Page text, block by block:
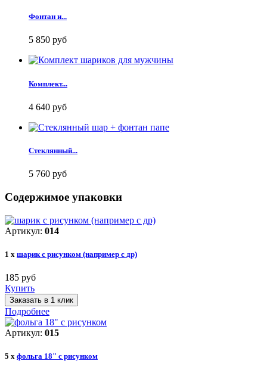
Фонтан и...
5 850 руб
Комплект...
4 640 руб
Стеклянный...
5 760 руб
Содержимое упаковки
Артикул: 014
1 x шарик с рисунком (например с др)
185 руб
Купить
Заказать в 1 клик
Подробнее
Артикул: 015
5 x фольга 18" с рисунком